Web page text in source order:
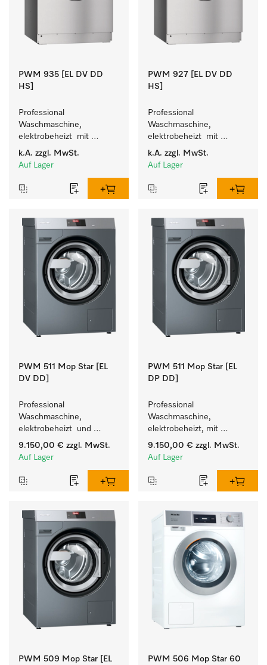
PWM 935 [EL DV DD
HS]
Professional
Waschmaschine,
elektrobeheizt  mit
Grobschmutztrommel -
frei programmierbar.
k.A. zzgl. MwSt.
Auf Lager
PWM 927 [EL DV DD
HS]
Professional
Waschmaschine,
elektrobeheizt  mit
Grobschmutztrommel -
frei programmierbar.
k.A. zzgl. MwSt.
Auf Lager
PWM 511 Mop Star [EL
DV DD]
Professional
Waschmaschine,
elektrobeheizt  und
Waschmitteleinspülkasten,
M Touch Pro, für das
9.150,00 € zzgl. MwSt.
Auf Lager
PWM 511 Mop Star [EL
DP DD]
Professional
Waschmaschine,
elektrobeheizt, mit
Ablaufpumpe  und
Waschmitteleinspülkasten,
Facility Management.
9.150,00 € zzgl. MwSt.
Auf Lager
PWM 509 Mop Star [EL
PWM 506 Mop Star 60